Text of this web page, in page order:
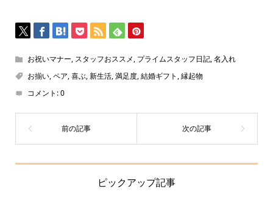
お祝いマナー, スタッフおススメ, プライムスタッフ日記,名入れ
お揃い,ペア,喜ぶ,新生活,満足度,結婚ギフト ,縁起物
コメント:0
ピックアップ記事